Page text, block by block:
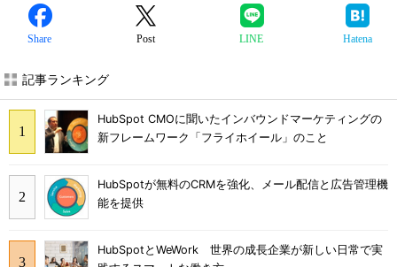
Share Post LINE Hatena
記事ランキング
HubSpot CMOに聞いたインバウンドマーケティングの
新フレームワーク「フライホイール」のこと
HubSpotが無料のCRMを強化、メール配信と広告管理機
能を提供
HubSpotとWeWork 世界の成長企業が新しい日常で実